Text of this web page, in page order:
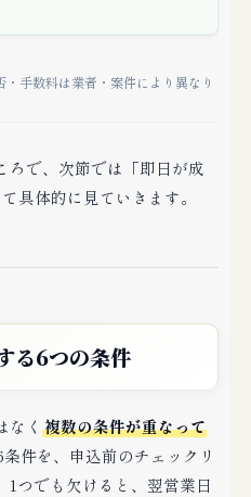
手数料は業者・案件により異なり
ろで、次節では「即日が成
具体的に見ていきます。
る6つの条件
なく 複数の条件が重なって
件を、申込前のチェックリ
1つでも欠けると、翌営業日